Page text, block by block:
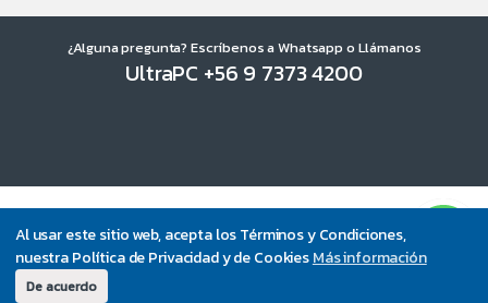
Al usar este sitio web, acepta los Términos y Condiciones,
nuestra Política de Privacidad y de CookiesMás información
De acuerdo
¿Alguna pregunta? Escríbenos a Whatsapp o Llámanos
UltraPC +56 9 7373 4200